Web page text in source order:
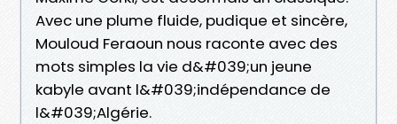
Avec une plume fluide, pudique et sincère,
Mouloud Feraoun nous raconte avec des
mots simples la vie d&#039;un jeune
kabyle avant l&#039;indépendance de
l&#039;Algérie.